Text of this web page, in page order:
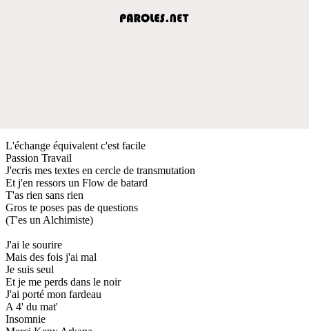
L'échange équivalent c'est facile
Passion Travail
J'ecris mes textes en cercle de transmutation
Et j'en ressors un Flow de batard
T'as rien sans rien
Gros te poses pas de questions
(T'es un Alchimiste)
J'ai le sourire
Mais des fois j'ai mal
Je suis seul
Et je me perds dans le noir
J'ai porté mon fardeau
A 4' du mat'
Insomnie